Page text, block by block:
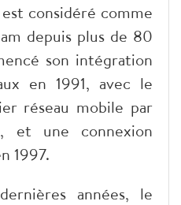
considéré comme
depuis plus de 80
son intégration
en 1991, avec le
réseau mobile par
et une connexion
1997.
années, le